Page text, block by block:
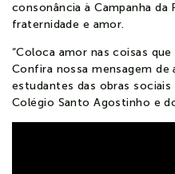
consonância à Campanha
fraternidade e amor.
“Coloca amor nas coisas
Confira nossa mensagem
estudantes das obras
Colégio Santo Agostinho e